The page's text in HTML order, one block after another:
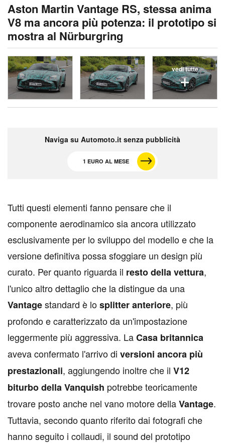
Aston Martin Vantage RS, stessa anima
V8 ma ancora più potenza: il prototipo si
mostra al Nürburgring
vedi tutte
Naviga su Automoto.it senza pubblicità
1 EURO AL MESE
Tutti questi elementi fanno pensare che il
componente aerodinamico sia ancora utilizzato
esclusivamente per lo sviluppo del modello e che la
versione definitiva possa sfoggiare un design più
curato. Per quanto riguarda il resto della vettura,
l'unico altro dettaglio che la distingue da una
Vantagestandard è losplitteranteriore, più
profondo e caratterizzato da un'impostazione
leggermente più aggressiva. LaCasa britannica
aveva confermato l'arrivo di versioni ancora più
prestazionali, aggiungendo inoltre che il V12
biturbo della Vanquish potrebbe teoricamente
trovare posto anche nel vano motore dellaVantage.
Tuttavia, secondo quanto riferito dai fotografi che
hanno seguito i collaudi, il sound del prototipo